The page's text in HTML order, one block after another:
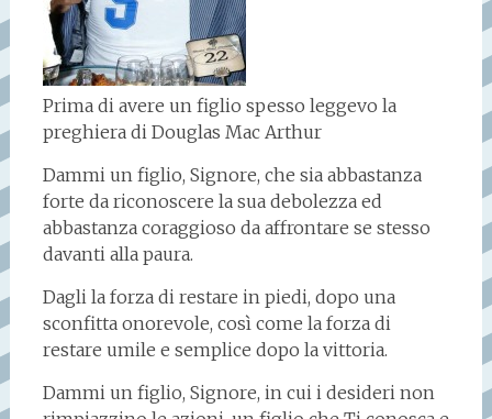
Prima di avere un figlio spesso leggevo la
preghiera di Douglas Mac Arthur
Dammi un figlio, Signore, che sia abbastanza
forte da riconoscere la sua debolezza ed
abbastanza coraggioso da affrontare se stesso
davanti alla paura.
Dagli la forza di restare in piedi, dopo una
sconfitta onorevole, così come la forza di
restare umile e semplice dopo la vittoria.
Dammi un figlio, Signore, in cui i desideri non